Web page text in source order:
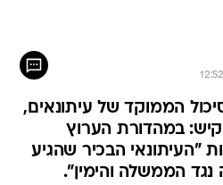
בסיכול הממוקד של עיתונאים,
קיש: במהדורת הערוץ
"העיתונאי הבכיר שהגיע
הממשלה והימין".